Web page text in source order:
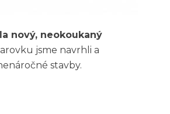
nový, neokoukaný
jsme navrhli a
stavby.